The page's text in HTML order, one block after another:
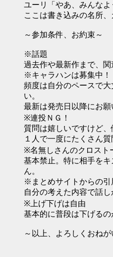
ユーリ「やあ、みんなよ
ここは書き込みの名所、
～参加条件、お約束～
※話題
過去作や最新作まで、関
※キャラハンは募集中！
頻度は自分のペースで
い。
最新は発売日以降にお願
※連投ＮＧ！
質問は嬉しいですけど、
１人で一度にたくさん質
※名無しさんのクロスト
基本禁止。特に相手を
ん。
※まとめサイトからの引
自分の考えた内容で話し
※上げ下げは自由
基本的に普段は下げるの
～以上、よろしくおねが